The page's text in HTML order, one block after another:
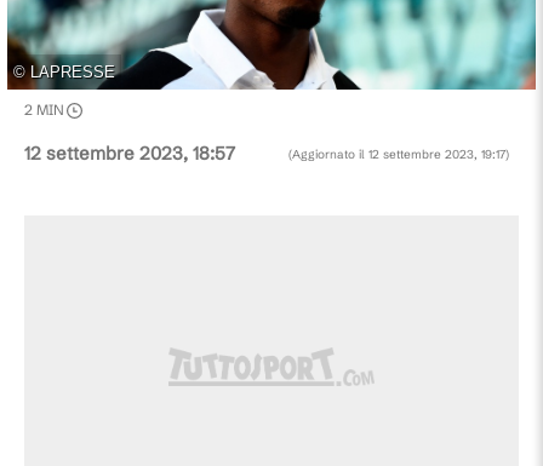
©LAPRESSE
12 settembre 2023, 18:57 (Aggiornato il 12 settembre 2023, 19:17)
2 MIN